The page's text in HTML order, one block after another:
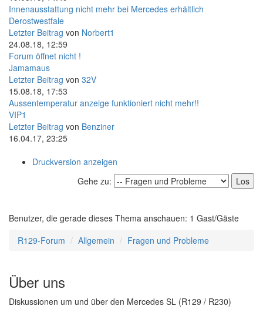
Innenausstattung nicht mehr bei Mercedes erhältlich
Derostwestfale
Letzter Beitrag von Norbert1
24.08.18, 12:59
Forum öffnet nicht !
Jamamaus
Letzter Beitrag von 32V
15.08.18, 17:53
Aussentemperatur anzeige funktioniert nicht mehr!!
VIP1
Letzter Beitrag von Benziner
16.04.17, 23:25
Druckversion anzeigen
Gehe zu:
Benutzer, die gerade dieses Thema anschauen: 1 Gast/Gäste
R129-Forum
Allgemein Fragen und Probleme
Über uns
Diskussionen um und über den Mercedes SL (R129 / R230)